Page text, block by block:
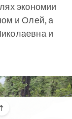
экономии
и Олей, а
и